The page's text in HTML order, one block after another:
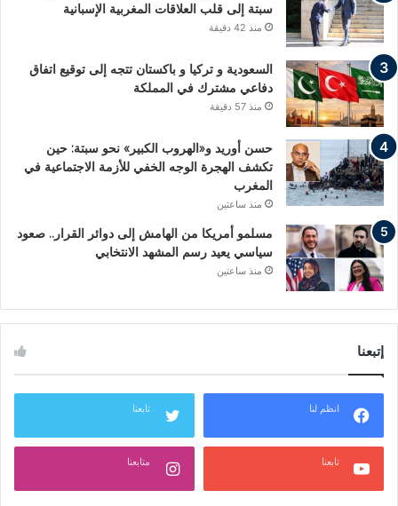
سبتة إلى قلب العلاقات المغربية الإسبانية
منذ 42 دقيقة
السعودية و تركيا و باكستان تتجه إلى توقيع اتفاق
دفاعي مشترك في المملكة
منذ 57 دقيقة
حسن أوريد و«الهروب الكبير» نحو سبتة: حين
تكشف الهجرة الوجه الخفي للأزمة الاجتماعية في
المغرب
منذ ساعتين
مسلمو أمريكا من الهامش إلى دوائر القرار.. صعود
سياسي يعيد رسم المشهد الانتخابي
منذ ساعتين
إتبعنا
انظم لنا تابعنا
تابعنا متابعنا